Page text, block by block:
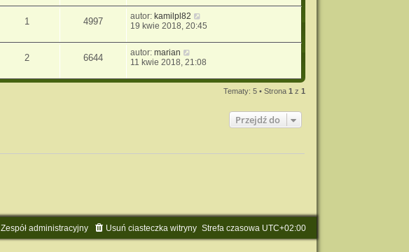
1 4997 autor: kamilpl82
19 kwie 2018, 20:45
2 6644 autor:marian
11 kwie 2018, 21:08
Tematy: 5 • Strona1 z1
Przejdź do
Strefa czasowa UTC+02:00
Usuń ciasteczka witryny
Zespół administracyjny